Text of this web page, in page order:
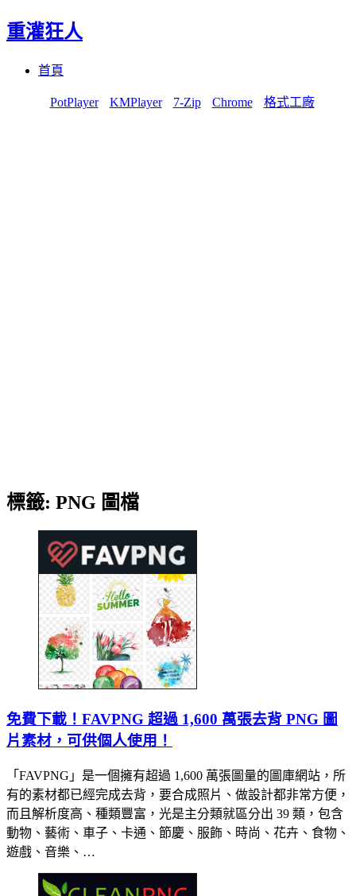
重灌狂人
首頁
PotPlayer KMPlayer 7-Zip Chrome 格式工廠
標籤: PNG 圖檔
免費下載！FAVPNG 超過 1,600 萬張去背 PNG 圖
片素材，可供個人使用！
「FAVPNG」是一個擁有超過 1,600 萬張圖量的圖庫網站，所
有的素材都已經完成去背，要合成照片、做設計都非常方便，
而且解析度高、種類豐富，光是主分類就區分出 39 類，包含
動物、藝術、車子、卡通、節慶、服飾、時尚、花卉、食物、
遊戲、音樂、…